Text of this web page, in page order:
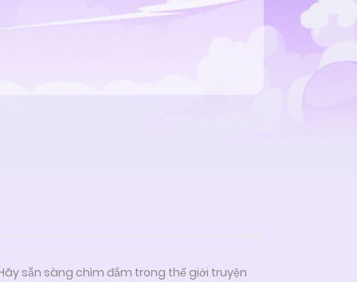
sẵn sàng chìm đắm trong thế giới truyện